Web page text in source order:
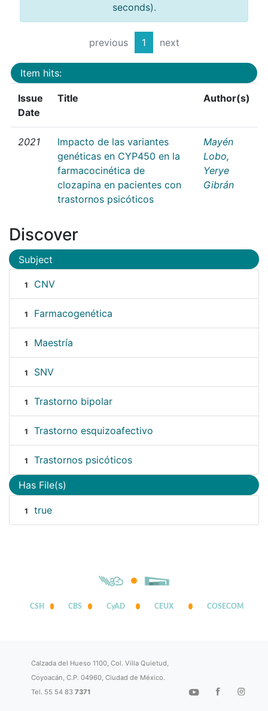
seconds).
previous 1 next
Item hits:
Issue
Date
Title Author(s)
2021
Impacto de las variantes
genéticas en CYP450 en la
farmacocinética de
clozapina en pacientes con
trastornos psicóticos
Mayén
Lobo,
Yerye
Gibrán
Discover
Subject
1 CNV
1 Farmacogenética
1 Maestría
1 SNV
1 Trastorno bipolar
1 Trastorno esquizoafectivo
1 Trastornos psicóticos
Has File(s)
1 true
CSH CBS CyAD CEUX COSECOM
Calzada del Hueso 1100, Col. Villa Quietud,
Coyoacán, C.P. 04960, Ciudad de México.
Tel. 55 54 837371